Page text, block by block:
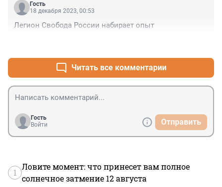
Гость
18 декабря 2023, 00:53
Легион Свобода России набирает опыт
Читать все комментарии
Гость
Войти
Отправить
1
Ловите момент: что принесет вам полное
солнечное затмение 12 августа